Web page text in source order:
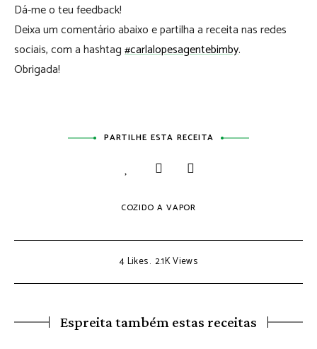
Dá-me o teu feedback!
Deixa um comentário abaixo e partilha a receita nas redes
sociais, com a hashtag#carlalopesagentebimby.
Obrigada!
PARTILHE ESTA RECEITA
COZIDO A VAPOR
4Likes 2.1KViews
Espreita também estas receitas